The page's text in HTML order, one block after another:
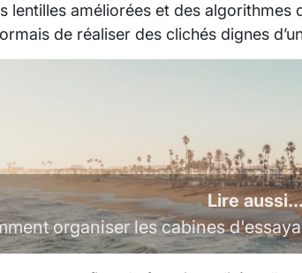
lentilles améliorées et des algorithmes
de réaliser des clichés dignes
Lire aussi...
organiser les cabines